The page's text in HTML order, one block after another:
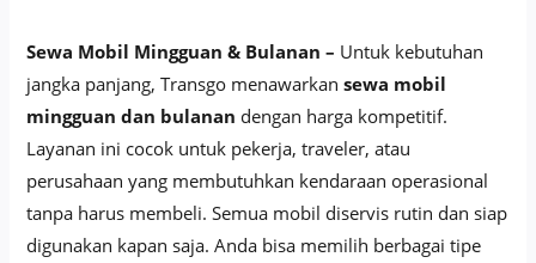
Sewa Mobil Mingguan & Bulanan – Untuk kebutuhan
jangka panjang, Transgo menawarkansewa mobil
mingguan dan bulanan dengan harga kompetitif.
Layanan ini cocok untuk pekerja, traveler, atau
perusahaan yang membutuhkan kendaraan operasional
tanpa harus membeli. Semua mobil diservis rutin dan siap
digunakan kapan saja. Anda bisa memilih berbagai tipe